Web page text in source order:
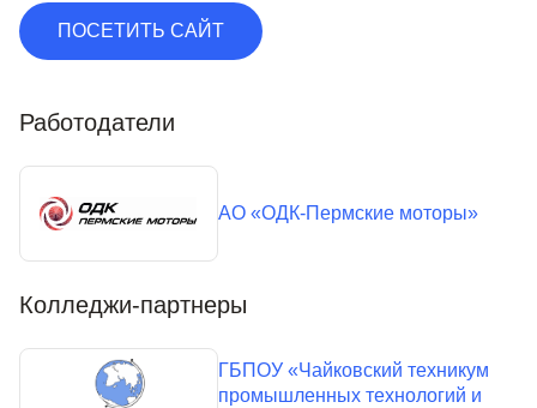
ПОСЕТИТЬ САЙТ
Работодатели
АО «ОДК-Пермские моторы»
Колледжи-партнеры
ГБПОУ «Чайковский техникум
промышленных технологий и